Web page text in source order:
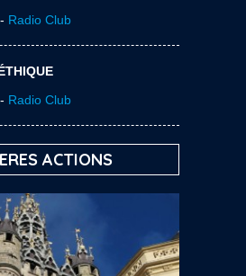
Radio Club
Radio Club
ACTIONS